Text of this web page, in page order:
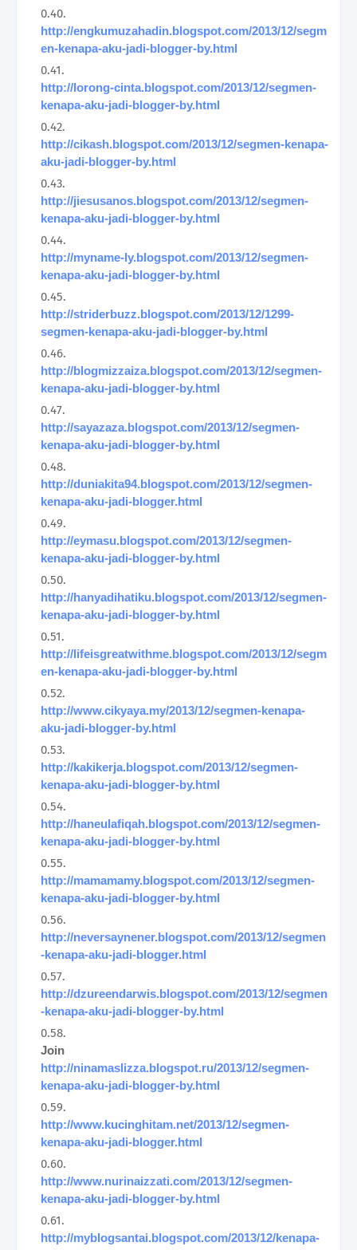
http://engkumuzahadin.blogspot.com/2013/12/segm
en-kenapa-aku-jadi-blogger-by.html
http://lorong-cinta.blogspot.com/2013/12/segmen-
kenapa-aku-jadi-blogger-by.html
http://cikash.blogspot.com/2013/12/segmen-kenapa-
aku-jadi-blogger-by.html
http://jiesusanos.blogspot.com/2013/12/segmen-
kenapa-aku-jadi-blogger-by.html
http://myname-ly.blogspot.com/2013/12/segmen-
kenapa-aku-jadi-blogger-by.html
http://striderbuzz.blogspot.com/2013/12/1299-
segmen-kenapa-aku-jadi-blogger-by.html
http://blogmizzaiza.blogspot.com/2013/12/segmen-
kenapa-aku-jadi-blogger-by.html
http://sayazaza.blogspot.com/2013/12/segmen-
kenapa-aku-jadi-blogger-by.html
http://duniakita94.blogspot.com/2013/12/segmen-
kenapa-aku-jadi-blogger.html
http://eymasu.blogspot.com/2013/12/segmen-
kenapa-aku-jadi-blogger-by.html
http://hanyadihatiku.blogspot.com/2013/12/segmen-
kenapa-aku-jadi-blogger-by.html
http://lifeisgreatwithme.blogspot.com/2013/12/segm
en-kenapa-aku-jadi-blogger-by.html
http://www.cikyaya.my/2013/12/segmen-kenapa-
aku-jadi-blogger-by.html
http://kakikerja.blogspot.com/2013/12/segmen-
kenapa-aku-jadi-blogger-by.html
http://haneulafiqah.blogspot.com/2013/12/segmen-
kenapa-aku-jadi-blogger-by.html
http://mamamamy.blogspot.com/2013/12/segmen-
kenapa-aku-jadi-blogger-by.html
http://neversaynener.blogspot.com/2013/12/segmen
-kenapa-aku-jadi-blogger.html
http://dzureendarwis.blogspot.com/2013/12/segmen
-kenapa-aku-jadi-blogger-by.html
Join
http://ninamaslizza.blogspot.ru/2013/12/segmen-
kenapa-aku-jadi-blogger-by.html
http://www.kucinghitam.net/2013/12/segmen-
kenapa-aku-jadi-blogger.html
http://www.nurinaizzati.com/2013/12/segmen-
kenapa-aku-jadi-blogger-by.html
http://myblogsantai.blogspot.com/2013/12/kenapa-